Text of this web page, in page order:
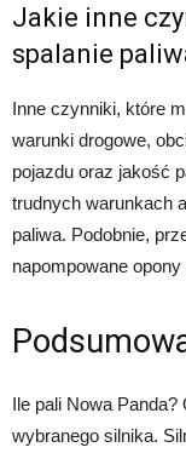
Jakie inne
spalanie
Inne czynniki, które
warunki drogowe,
pojazdu oraz jakość
trudnych warunkach
paliwa. Podobnie,
napompowane
Ile pali Nowa
wybranego silnika.